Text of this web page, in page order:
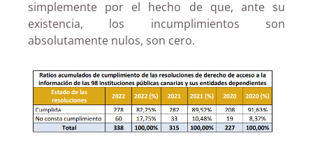
simplemente por el hecho de que, ante su
existencia, los incumplimientos son
absolutamente nulos, son cero.